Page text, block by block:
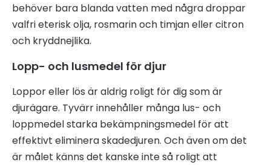
behöver bara blanda vatten med några droppar
valfri eterisk olja, rosmarin och timjan eller citron
och kryddnejlika.
Lopp- och lusmedel för djur
Loppor eller lös är aldrig roligt för dig som är
djurägare. Tyvärr innehåller många lus- och
loppmedel starka bekämpningsmedel för att
effektivt eliminera skadedjuren. Och även om det
är målet känns det kanske inte så roligt att